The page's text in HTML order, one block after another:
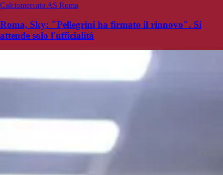
Calciomercato AS Roma
Roma, Sky: "Pellegrini ha firmato il rinnovo". Si
attende solo l'ufficialità